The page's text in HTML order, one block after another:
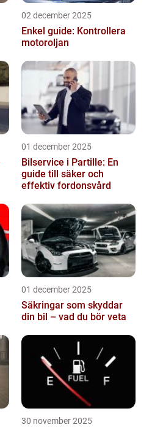
02 december 2025
Enkel guide: Kontrollera
motoroljan
01 december 2025
Bilservice i Partille: En
guide till säker och
effektiv fordonsvård
01 december 2025
Säkringar som skyddar
din bil – vad du bör veta
30 november 2025